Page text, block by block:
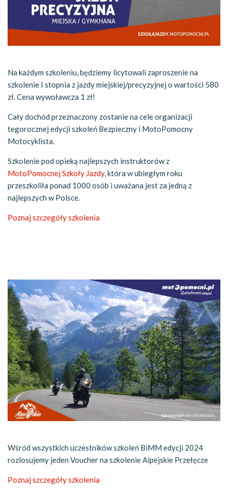
Na każdym szkoleniu, będziemy licytowali zaproszenie na
szkolenie I stopnia z jazdy miejskiej/precyzyjnej o wartości 580
zł. Cena wywoławcza 1 zł!
Cały dochód przeznaczony zostanie na cele organizacji
tegorocznej edycji szkoleń Bezpieczny i MotoPomocny
Motocyklista.
Szkolenie pod opieką najlepszych instruktorów z
MotoPomocnej Szkoły Jazdy, która w ubiegłym roku
przeszkoliła ponad 1000 osób i uważana jest za jedną z
najlepszych w Polsce.
Poznaj szczegóły szkolenia
Wśród wszystkich uczestników szkoleń BiMM edycji 2024
rozlosujemy jeden Voucher na szkolenie Alpejskie Przełęcze
Poznaj szczegóły szkolenia